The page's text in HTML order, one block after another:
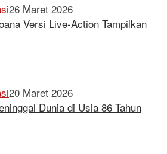
26 Maret 2026
Versi Live-Action Tampilkan
20 Maret 2026
Dunia di Usia 86 Tahun